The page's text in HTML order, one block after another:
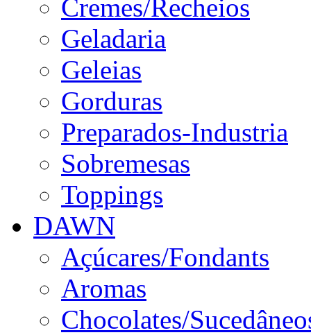
Cremes/Recheios
Geladaria
Geleias
Gorduras
Preparados-Industria
Sobremesas
Toppings
DAWN
Açúcares/Fondants
Aromas
Chocolates/